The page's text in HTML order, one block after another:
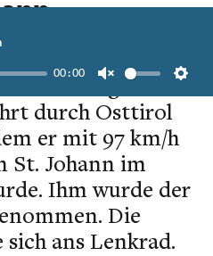
00:00
Unmute
musste ein 46-
Staatsbürger am
durch Osttirol
er mit 97 km/h
St. Johann im
Ihm wurde der
Die
ans Lenkrad.